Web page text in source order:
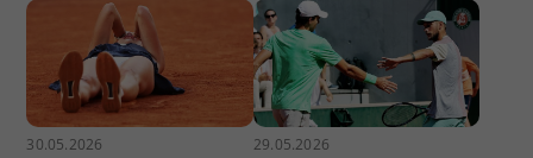
30.05.2026 29.05.2026